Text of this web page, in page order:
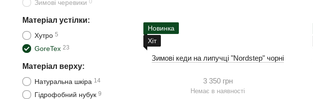
Новинка
Хіт
Зимові кеди на липучці "Nordstep" чорні
3 350 грн
Немає в наявності
Зимові черевики 0
Матеріал устілки:
Хутро 5
GoreTex 23
Матеріал верху:
Натуральна шкіра 14
Гідрофобний нубук 9